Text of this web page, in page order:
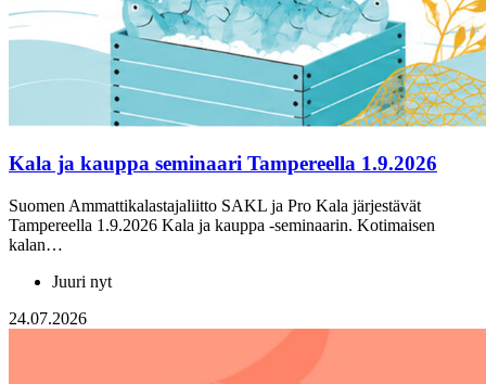
Kala ja kauppa seminaari Tampereella 1.9.2026
Suomen Ammattikalastajaliitto SAKL ja Pro Kala järjestävät
Tampereella 1.9.2026 Kala ja kauppa -seminaarin. Kotimaisen
kalan…
Juuri nyt
24.07.2026